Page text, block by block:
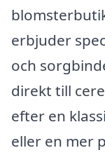
erbjuder
och
direkt till
efter en
eller en mer